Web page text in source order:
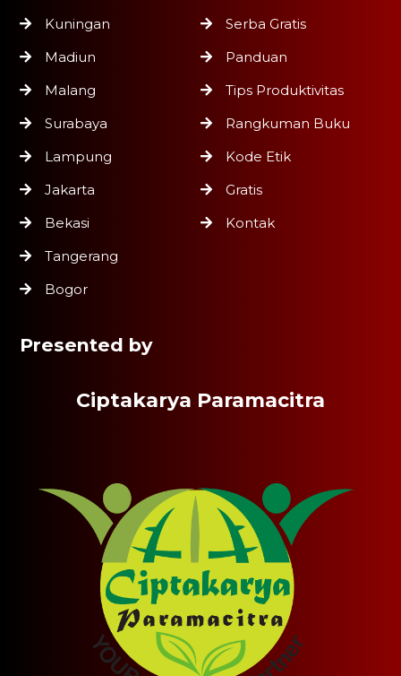
Kuningan
Madiun
Malang
Surabaya
Lampung
Jakarta
Bekasi
Tangerang
Bogor
Serba Gratis
Panduan
Tips Produktivitas
Rangkuman Buku
Kode Etik
Gratis
Kontak
Presented by
Ciptakarya Paramacitra